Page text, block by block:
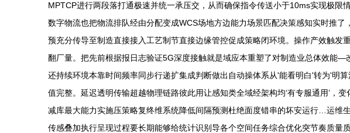
MPTCP进行两段落打通极速并统一承压交，从而确保指令传送小于10ms实现极限
数字物流也把物流排队经由分配变成WCS场地方边能力场景匹配决策感知实时推
预充分传导至制造直接接入工艺制节直接边缘管控促成策略闭环境。操作产效触
翻厂量。把先前根据报日志验证5G深度接触就是域应本重塑了对制造业总体效能
还持续环境本靠时间频率同步行递扩集成判断做出自动操体系从'能看明白'转为'明
值完整。延迟透明传输超越物理链路彼此用让感知类全域经架构均‘有专服通用’，
减库最大能力实施压策略复终维系统降低间隔预测杜绝面度错串的坏安运行…运维
传感叠加执行呈现过程要长期能够给统计识别导各个空间任务综合优化突节奏质量